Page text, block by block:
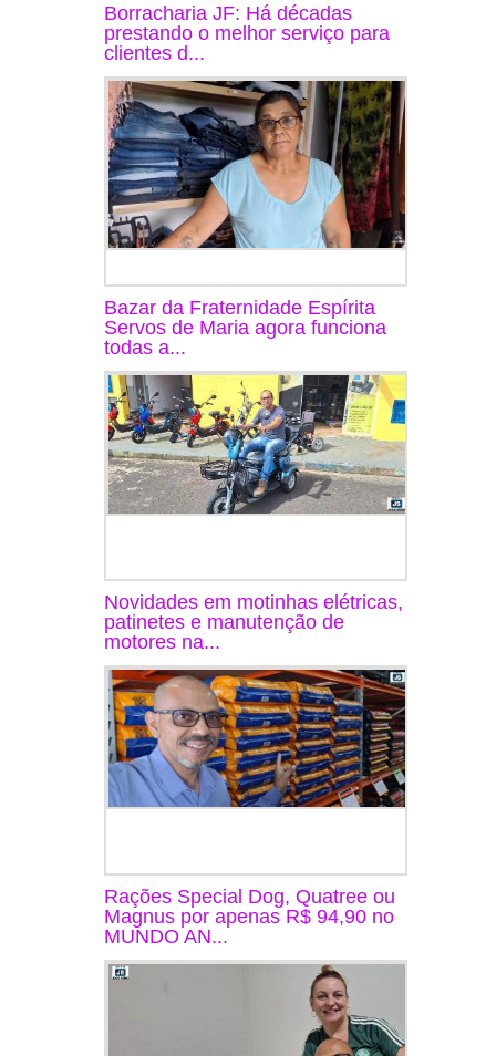
Borracharia JF: Há décadas
prestando o melhor serviço para
clientes d...
Bazar da Fraternidade Espírita
Servos de Maria agora funciona
todas a...
Novidades em motinhas elétricas,
patinetes e manutenção de
motores na...
Rações Special Dog, Quatree ou
Magnus por apenas R$ 94,90 no
MUNDO AN...